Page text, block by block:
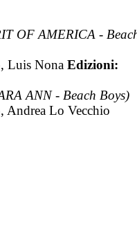
OF AMERICA -
Luis Nona Edizioni:
ANN - Beach Boys)
Andrea Lo Vecchio